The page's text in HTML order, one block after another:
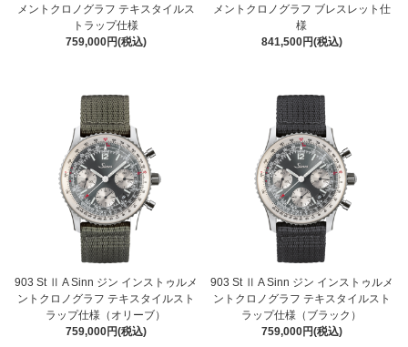
メントクロノグラフ テキスタイルス
トラップ仕様
759,000円(税込)
メントクロノグラフ ブレスレット仕
様
841,500円(税込)
903 St Ⅱ A Sinn ジン インストゥルメ
ントクロノグラフ テキスタイルスト
ラップ仕様（オリーブ）
759,000円(税込)
903 St Ⅱ A Sinn ジン インストゥルメ
ントクロノグラフ テキスタイルスト
ラップ仕様（ブラック）
759,000円(税込)